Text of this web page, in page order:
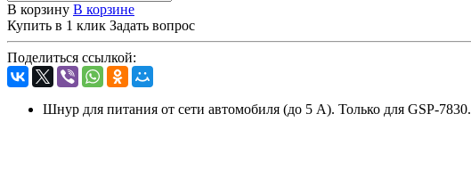
В корзину В корзине
Купить в 1 клик Задать вопрос
Поделиться ссылкой:
Шнур для питания от сети автомобиля (до 5 А). Только для GSP-7830.